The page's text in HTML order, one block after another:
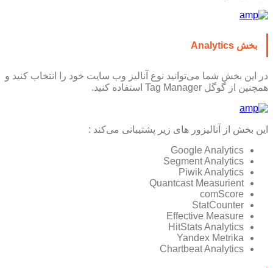
بخش Analytics
در این بخش شما می‌توانید نوع آنالیز وب سایت خود را انتخاب کنید و
همچنین از گوگل Tag Manager استفاده کنید.
این بخش از آنالیزور های زیر پشتیبانی می‌کند :
Google Analytics
Segment Analytics
Piwik Analytics
Quantcast Measurient
comScore
StatCounter
Effective Measure
HitStats Analytics
Yandex Metrika
Chartbeat Analytics